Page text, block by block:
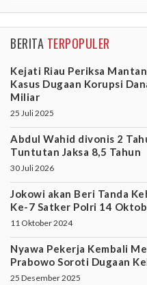
BERITA TERPOPULER
Kejati Riau Periksa
Kasus Dugaan Korupsi
Miliar
25 Juli 2025
Abdul Wahid divonis 2
Tuntutan Jaksa 8,5 Tahun
30 Juli 2026
Jokowi akan Beri Tanda
Ke-7 Satker Polri 14
11 Oktober 2024
Nyawa Pekerja Kembali
Prabowo Soroti Dugaan
25 Desember 2025